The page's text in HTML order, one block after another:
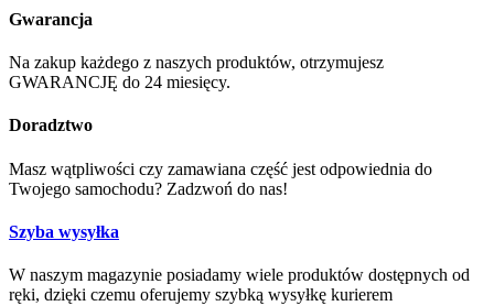
Gwarancja
Na zakup każdego z naszych produktów, otrzymujesz
GWARANCJĘ do 24 miesięcy.
Doradztwo
Masz wątpliwości czy zamawiana część jest odpowiednia do
Twojego samochodu? Zadzwoń do nas!
Szyba wysyłka
W naszym magazynie posiadamy wiele produktów dostępnych od
ręki, dzięki czemu oferujemy szybką wysyłkę kurierem